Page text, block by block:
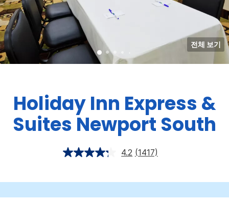
전체 보기
Holiday Inn Express &
Suites Newport South
4.2 (1417)